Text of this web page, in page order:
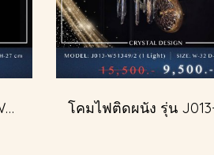
โคมไฟติดผนัง รุ่น J013-W51349/2